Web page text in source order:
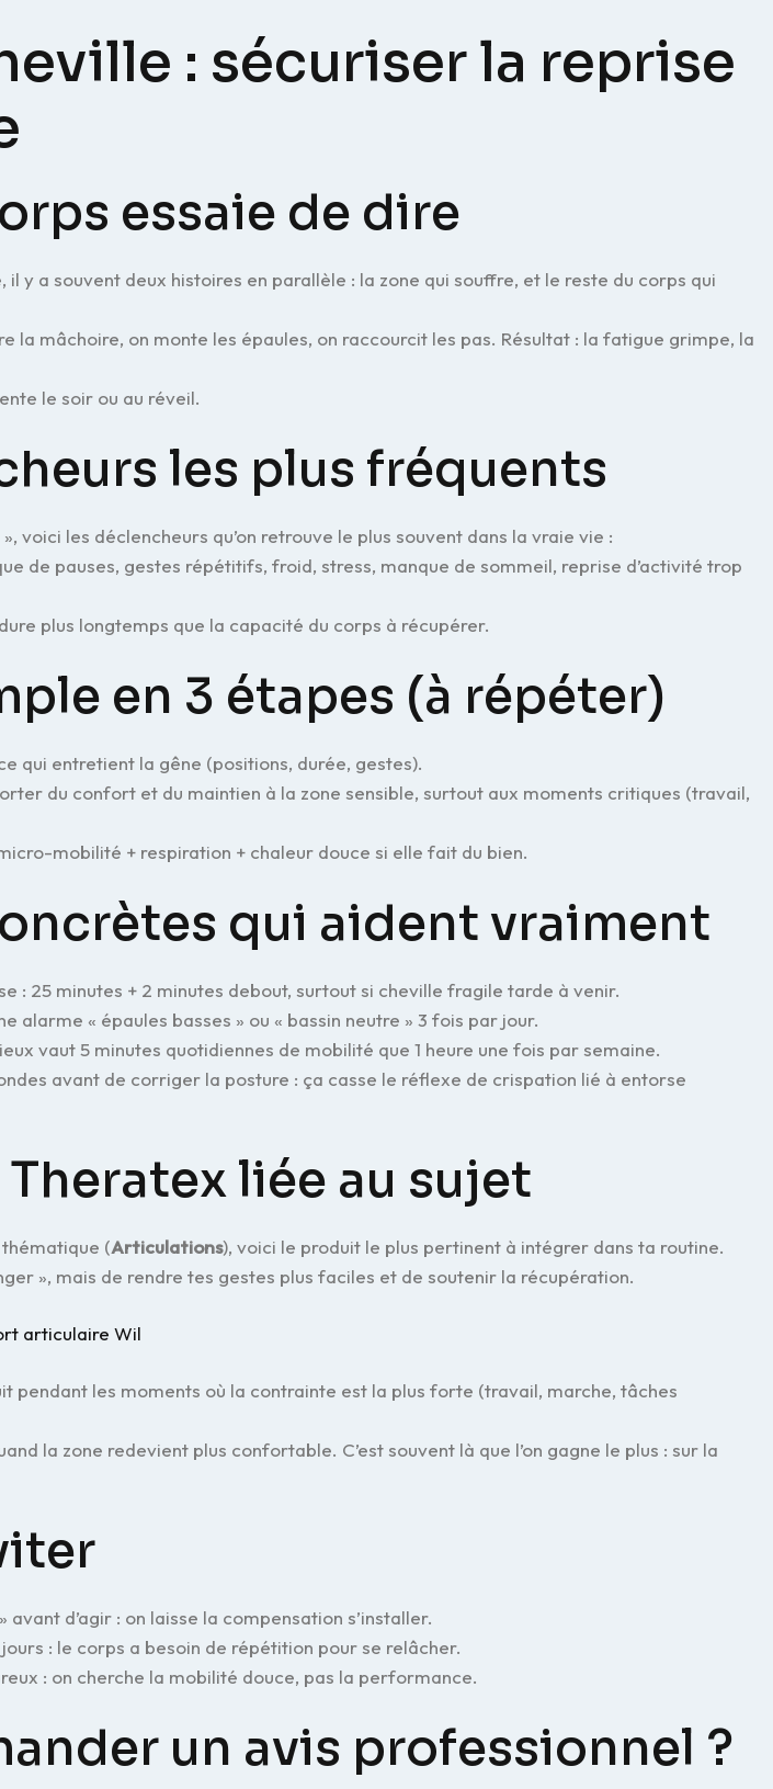
: sécuriser la reprise
essaie de dire
il y a souvent deux histoires en parallèle : la zone qui souffre, et le reste du corps qui
la mâchoire, on monte les épaules, on raccourcit les pas. Résultat : la fatigue grimpe, la
le soir ou au réveil.
les plus fréquents
voici les déclencheurs qu’on retrouve le plus souvent dans la vraie vie :
de pauses, gestes répétitifs, froid, stress, manque de sommeil, reprise d’activité trop
plus longtemps que la capacité du corps à récupérer.
en 3 étapes (à répéter)
qui entretient la gêne (positions, durée, gestes).
du confort et du maintien à la zone sensible, surtout aux moments critiques (travail,
mobilité + respiration + chaleur douce si elle fait du bien.
qui aident vraiment
: 25 minutes + 2 minutes debout, surtout si cheville fragile tarde à venir.
alarme « épaules basses » ou « bassin neutre » 3 fois par jour.
vaut 5 minutes quotidiennes de mobilité que 1 heure une fois par semaine.
avant de corriger la posture : ça casse le réflexe de crispation lié à entorse
liée au sujet
(Articulations), voici le produit le plus pertinent à intégrer dans ta routine.
», mais de rendre tes gestes plus faciles et de soutenir la récupération.
articulaire Wil
pendant les moments où la contrainte est la plus forte (travail, marche, tâches
la zone redevient plus confortable. C’est souvent là que l’on gagne le plus : sur la
avant d’agir : on laisse la compensation s’installer.
: le corps a besoin de répétition pour se relâcher.
: on cherche la mobilité douce, pas la performance.
un avis professionnel ?